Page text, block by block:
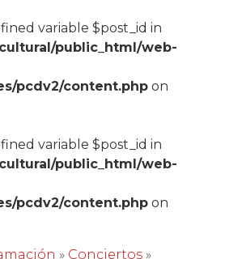
variable $post_id in
public_html/web-
pcdv2/content.phpon
variable $post_id in
public_html/web-
pcdv2/content.phpon
» Conciertos»